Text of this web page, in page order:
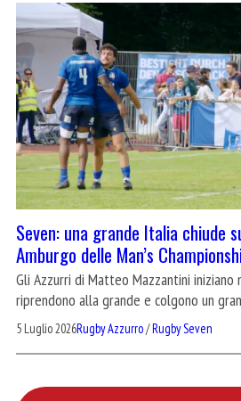
Seven: una grande Italia chiude
Amburgo delle Man’s
Gli Azzurri di Matteo Mazzantini
riprendono alla grande e colgono un
5 Luglio 2026Rugby Azzurro/Rugby Seven